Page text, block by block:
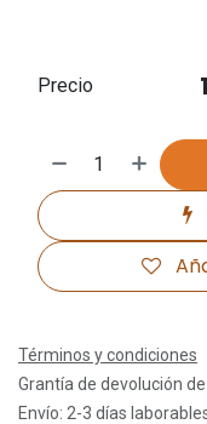
Precio
Términos y condiciones
Grantía de devolución
Envío: 2-3 días